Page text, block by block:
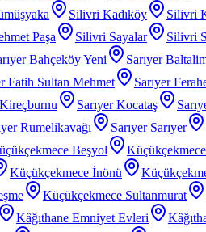
Silivri Kadıköy Silivri
Paşa Silivri Sayalar Silivri
Bahçeköy Yeni Sarıyer
Fatih Sultan Mehmet Sarıyer
Sarıyer Kocataş
Rumelikavağı Sarıyer Sarıyer
Beşyol
Küçükçekmece İnönü
Küçükçekmece Sultanmurat
Kâğıthane Emniyet Evleri